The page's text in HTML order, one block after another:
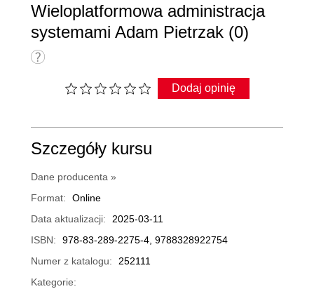
Wieloplatformowa administracja
systemami Adam Pietrzak (0)
Dodaj opinię
Szczegóły kursu
Dane producenta »
Format:
Online
Data aktualizacji:
2025-03-11
ISBN:
978-83-289-2275-4, 9788328922754
Numer z katalogu:
252111
Kategorie: